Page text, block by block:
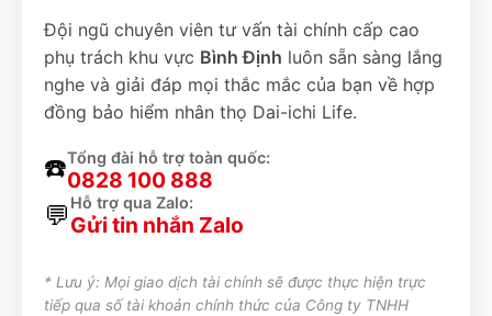
Đội ngũ chuyên viên tư vấn tài chính cấp cao
phụ trách khu vực Bình Định luôn sẵn sàng lắng
nghe và giải đáp mọi thắc mắc của bạn về hợp
đồng bảo hiểm nhân thọ Dai-ichi Life.
☎️Tổng đài hỗ trợ toàn quốc:
0828 100 888
💬 Hỗ trợ qua Zalo:
Gửi tin nhắn Zalo
* Lưu ý: Mọi giao dịch tài chính sẽ được thực hiện trực
tiếp qua số tài khoản chính thức của Công ty TNHH